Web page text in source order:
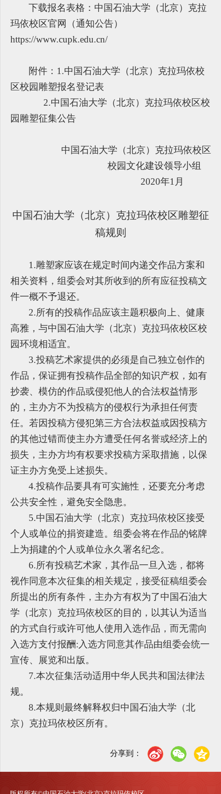
下载报名表格：中国石油大学（北京）克拉
玛依校区官网（通知公告）
https://www.cupk.edu.cn/
附件：1.中国石油大学（北京）克拉玛依校
区校园雕塑报名登记表
2.中国石油大学（北京）克拉玛依校区校
园雕塑征集公告
中国石油大学（北京）克拉玛依校区
校园文化建设领导小组
2020年1月
中国石油大学（北京）克拉玛依校区雕塑征
稿规则
1.雕塑家应该在规定时间内递交作品方案和
相关资料，组委会对其所收到的所有应征投稿文
件一概不予退还。
2.所有的投稿作品应该主题积极向上、健康
高雅 ，与中国石油大学（北京）克拉玛依校区校
园环境相适宜。
3.投稿艺术家提供的必须是自己独立创作的
作品，保证拥有投稿作品全部的知识产权，如有
抄袭、模仿的作品或侵犯他人的合法权益情形
的，主办方不为投稿方的侵权行为承担任何责
任。若因投稿方侵犯第三方合法权益或因投稿方
的其他过错而使主办方遭受任何名誉或经济上的
损失，主办方均有权要求投稿方采取措施，以保
证主办方免受上述损失。
4.投稿作品要具有可实施性，还要充分考虑
公共安全性，避免安全隐患。
5.中国石油大学（北京）克拉玛依校区接受
个人或单位的捐资建造。组委会将在作品的铭牌
上为捐建的个人或单位永久署名纪念。
6.所有投稿艺术家，其作品一旦入选，都将
视作同意本次征集的相关规定，接受征稿组委会
所提出的所有条件，主办方有权为了中国石油大
学（北京）克拉玛依校区的目的，以其认为适当
的方式自行或许可他人使用入选作品，而无需向
入选方支付报酬:入选方同意其作品由组委会统一
宣传、展览和出版。
7.本次征集活动适用中华人民共和国法律法
规。
8.本规则最终解释权归中国石油大学（北
京）克拉玛依校区所有。
分享到：